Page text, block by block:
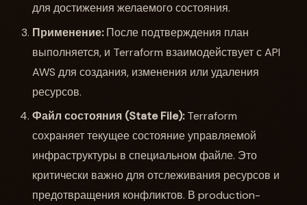
для достижения желаемого состояния.
Применение:После подтверждения план
выполняется, и Terraform взаимодействует с API
AWS для создания, изменения или удаления
ресурсов.
Файл состояния (State File):Terraform
сохраняет текущее состояние управляемой
инфраструктуры в специальном файле. Это
критически важно для отслеживания ресурсов и
предотвращения конфликтов. В production-